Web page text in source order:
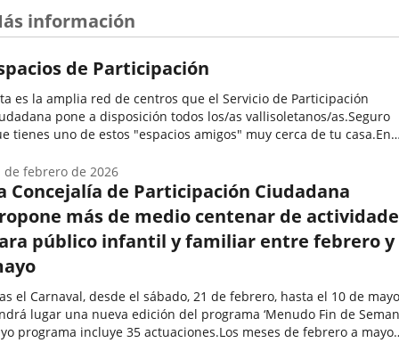
información
de Participación
es la amplia red de centros que el Servicio de Participación
pone a disposición todos los/as vallisoletanos/as.Seguro
tienes uno de estos "espacios amigos" muy cerca de tu casa.En
Concejalía de Participación Ciudadana
más de medio centenar de
público infantil y familiar entre febrero y
el Carnaval, desde el sábado, 21 de febrero, hasta el 10 de
lugar una nueva edición del programa ‘Menudo Fin de
programa incluye 35 actuaciones.Los meses de febrero a mayo
de febrero de 2026